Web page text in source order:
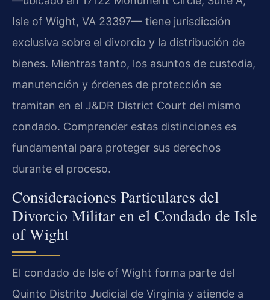
Isle of Wight, VA 23397— tiene jurisdicción
exclusiva sobre el divorcio y la distribución de
bienes. Mientras tanto, los asuntos de custodia,
manutención y órdenes de protección se
tramitan en el J&DR District Court del mismo
condado. Comprender estas distinciones es
fundamental para proteger sus derechos
durante el proceso.
Consideraciones Particulares del
Divorcio Militar en el Condado de Isle
of Wight
El condado de Isle of Wight forma parte del
Quinto Distrito Judicial de Virginia y atiende a